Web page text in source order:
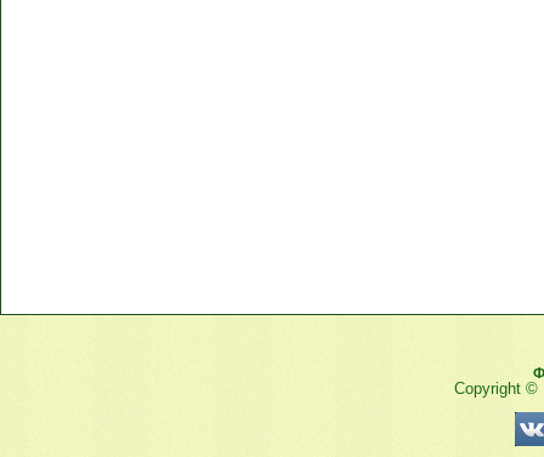
Copyright ©